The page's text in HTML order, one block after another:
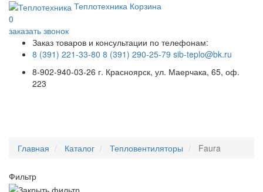
Теплотехника Корзина
0
заказать звонок
Заказ товаров и консультации по телефонам:
8 (391) 221-33-80 8 (391) 290-25-79 sib-teplo@bk.ru
8-902-940-03-26 г. Красноярск, ул. Маерчака, 65, оф.
223
Главная Каталог Тепловентиляторы Faura
Фильтр